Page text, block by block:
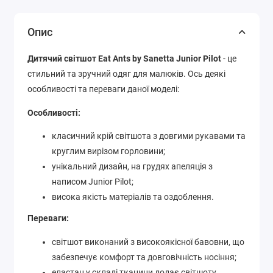
Опис
Дитячий світшот Eat Ants by Sanetta Junior Pilot- це
стильний та зручний одяг для малюків. Ось деякі
особливості та переваги даної моделі:
Особливості:
класичний крій світшота з довгими рукавами та
круглим вирізом горловини;
унікальний дизайн, на грудях апеляція з
написом Junior Pilot;
висока якість матеріалів та оздоблення.
Переваги:
світшот виконаний з високоякісної бавовни, що
забезпечує комфорт та довговічність носіння;